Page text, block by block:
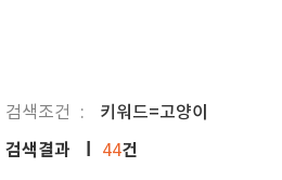
검색조건 키워드=고양이
검색결과 44건